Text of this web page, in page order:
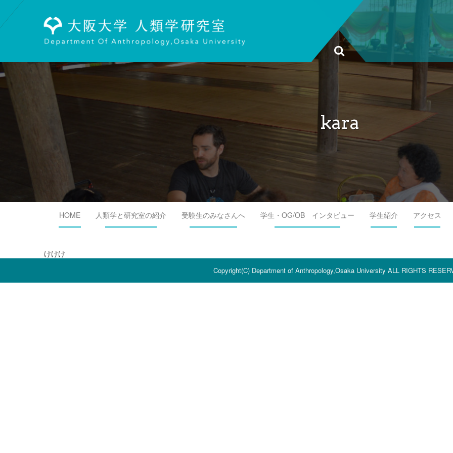
content
kara
HOME 人類学と研究室の紹介 受験生のみなさんへ 学生・OG/OB インタビュー 学生紹介 アクセス
けけけ
Copyright(C) Department of Anthropology,Osaka University ALL RIGHTS